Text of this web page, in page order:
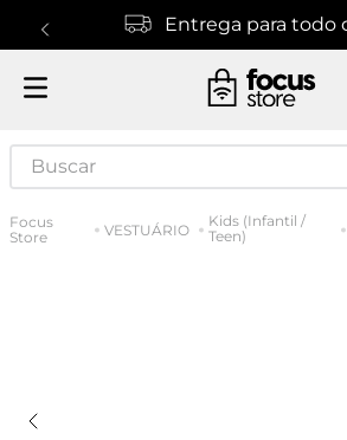
Entrega para todo
Buscar
VESTUÁRIO
Kids (Infantil /
Teen)